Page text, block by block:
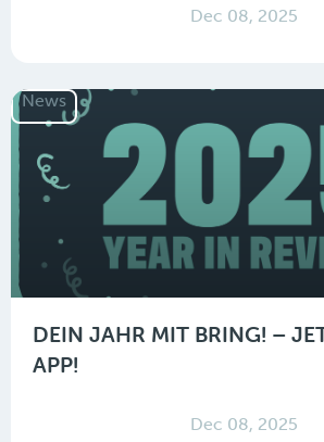
Dec 08, 2025
News
DEIN JAHR MIT BRING! –
APP!
Dec 08, 2025